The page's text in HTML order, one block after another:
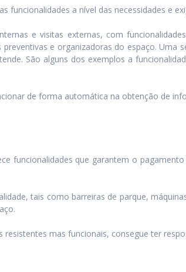
a nível das necessidades e
e visitas externas, com
e organizadoras do espaço.
São alguns dos exemplos a
de forma automática na obtenção de
funcionalidades que garantem o
tais como barreiras de parque,
mas funcionais, consegue ter